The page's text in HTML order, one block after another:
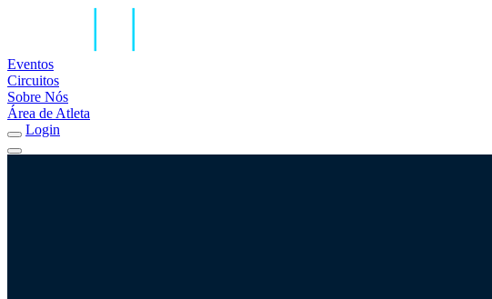
Eventos
Circuitos
Sobre Nós
Área de Atleta
Login